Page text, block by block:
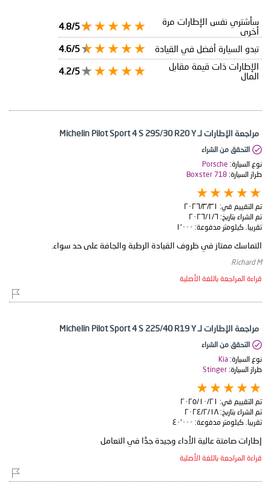
سأشتري نفس الإطارات مرة
أخرى
4.8/5
تبدو السيارة أفضل في القيادة
4.6/5
الإطارات ذات قيمة مقابل
المال
4.2/5
مراجعة الإطارات لـ Michelin Pilot Sport 4 S 295/30 R20 Y
التحقق من الشراء
نوع السيارة: Porsche
طراز السيارة: Boxster 718
تم التقييم في: ٣١‏/٣‏/٢٠٢٦
تم الشراء بتاريخ: ٦‏/١‏/٢٠٢٦
تقريبا. كيلومتر مدفوعة: ١٬٠٠٠
التماسك ممتاز في ظروف القيادة الرطبة والجافة على حد سواء.
Richard M
قراءة المراجعة باللغة الأصلية
مراجعة الإطارات لـ Michelin Pilot Sport 4 S 225/40 R19 Y
التحقق من الشراء
نوع السيارة: Kia
طراز السيارة: Stinger
تم التقييم في: ٢١‏/١٠‏/٢٠٢٥
تم الشراء بتاريخ: ١٨‏/٢‏/٢٠٢٤
تقريبا. كيلومتر مدفوعة: ٤٠٬٠٠٠
إطارات صامتة عالية الأداء وجيدة جدًا في التعامل
قراءة المراجعة باللغة الأصلية